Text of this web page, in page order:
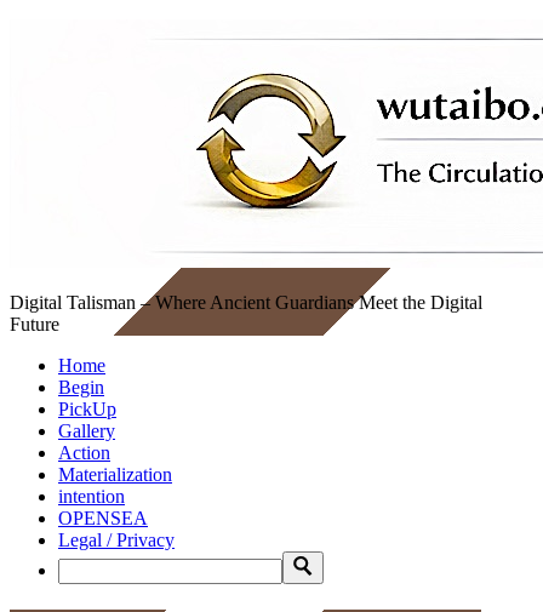
Digital Talisman – Where Ancient Guardians Meet the Digital
Future
Home
Begin
PickUp
Gallery
Action
Materialization
intention
OPENSEA
Legal / Privacy